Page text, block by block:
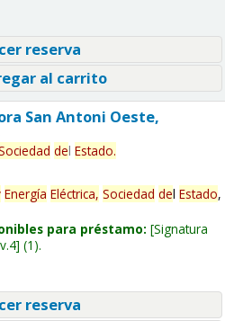
reserva
al carrito
San Antoni Oeste,
del Estado.
Energía Eléctrica, Sociedad del Estado,
para préstamo: Signatura
(1).
reserva